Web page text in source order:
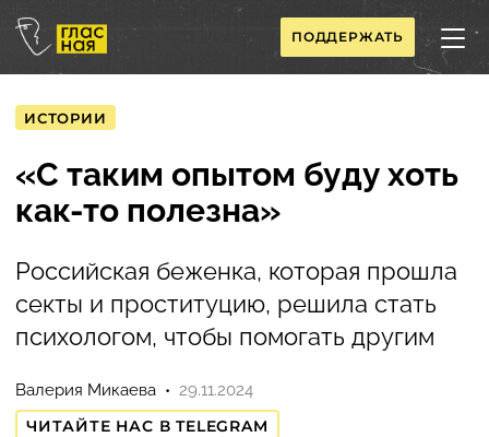
ПОДДЕРЖАТЬ
ИСТОРИИ
«С таким опытом буду хоть
как-то полезна»
Российская беженка, которая прошла
секты и проституцию, решила стать
психологом, чтобы помогать другим
Валерия Микаева
29.11.2024
ЧИТАЙТЕ НАС В TELEGRAM